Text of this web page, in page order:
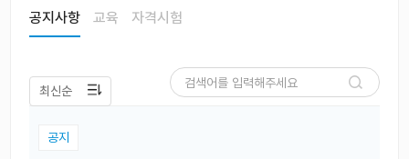
공지사항 교육 자격시험
공지